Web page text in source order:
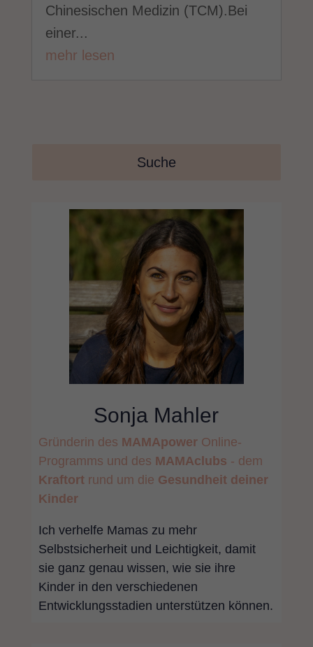
Chinesischen Medizin (TCM).Bei
einer...
mehr lesen
Sonja Mahler
Gründerin des MAMApower Online-
Programms und des MAMAclubs - dem
Kraftort rund um die Gesundheit deiner
Kinder
Ich verhelfe Mamas zu mehr
Selbstsicherheit und Leichtigkeit, damit
sie ganz genau wissen, wie sie ihre
Kinder in den verschiedenen
Entwicklungsstadien unterstützen können.